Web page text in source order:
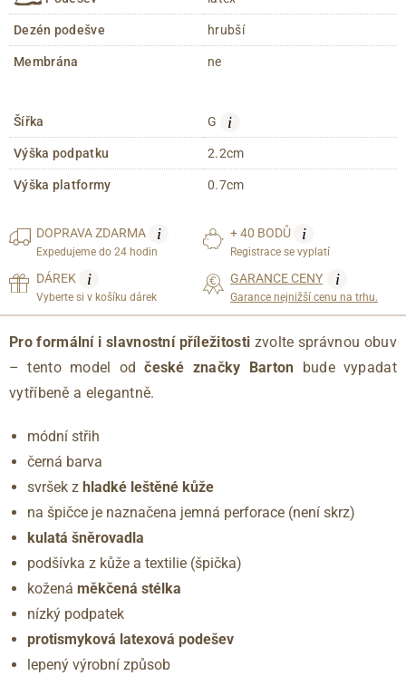
Dezén podešve hrubší
Membrána ne
Šířka G i
Výška podpatku 2.2cm
Výška platformy 0.7cm
DOPRAVAZDARMA i
Expedujeme do 24 hodin
+ 40 BODŮ i
Registrace se vyplatí
DÁREK i
Vyberte si v košíku dárek
GARANCE CENY i
Garance nejnižší cenu na trhu.
Pro formální i slavnostní příležitosti zvolte správnou obuv
– tento model odčeské značky Barton bude vypadat
vytříbeně a elegantně.
módní střih
černá barva
svršek z hladké leštěné kůže
na špičce je naznačena jemná perforace (není skrz)
kulatá šněrovadla
podšívka z kůže a textilie (špička)
kožená měkčená stélka
nízký podpatek
protismyková latexová podešev
lepený výrobní způsob